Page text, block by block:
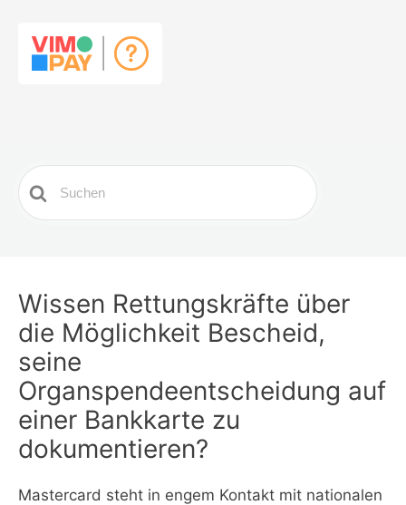
Search
For
Wissen Rettungskräfte über
die Möglichkeit Bescheid,
seine
Organspendeentscheidung auf
einer Bankkarte zu
dokumentieren?
Mastercard steht in engem Kontakt mit nationalen